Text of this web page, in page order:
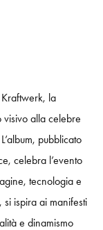
la
visivo alla celebre
pubblicato
celebra l’evento
tecnologia e
si ispira ai manifesti
e dinamismo